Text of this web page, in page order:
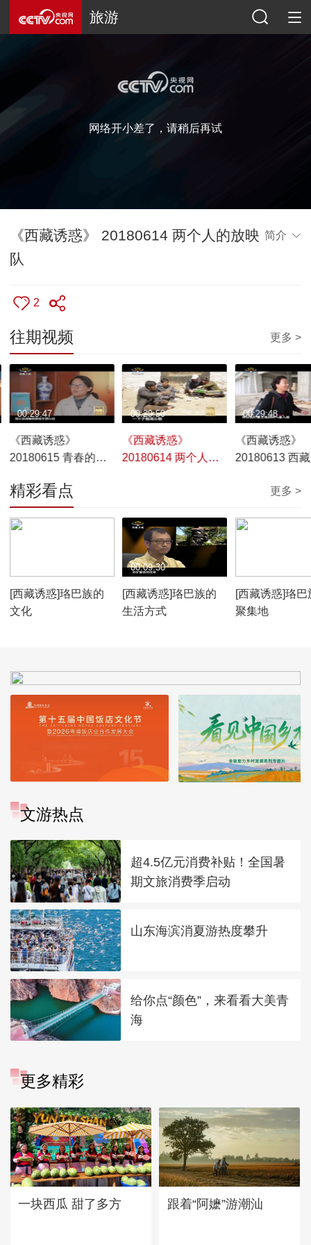
旅游
网络开小差了，请稍后再试
《西藏诱惑》 20180614 两个人的放映
队
简介
2
往期视频 更多 >
《西藏诱惑》
20180615 青春的绽
00:29:47
《西藏诱惑》
20180614 两个人的
00:29:50
《西藏诱惑》
20180613 西
00:29:48
精彩看点 更多 >
[西藏诱惑]珞巴族的
文化
[西藏诱惑]珞巴族的
生活方式
00:09:30
[西藏诱惑]珞巴
聚集地
文游热点
超4.5亿元消费补贴！全国暑
期文旅消费季启动
山东海滨消夏游热度攀升
给你点“颜色”，来看看大美青
海
更多精彩
一块西瓜 甜了多方 跟着“阿嬷”游潮汕